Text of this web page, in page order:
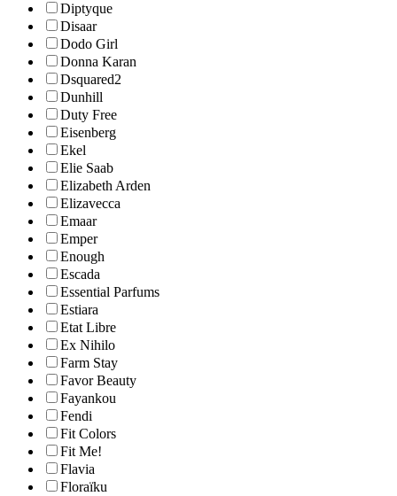
Diptyque
Disaar
Dodo Girl
Donna Karan
Dsquared2
Dunhill
Duty Free
Eisenberg
Ekel
Elie Saab
Elizabeth Arden
Elizavecca
Emaar
Emper
Enough
Escada
Essential Parfums
Estiara
Etat Libre
Ex Nihilo
Farm Stay
Favor Beauty
Fayankou
Fendi
Fit Colors
Fit Me!
Flavia
Floraïku